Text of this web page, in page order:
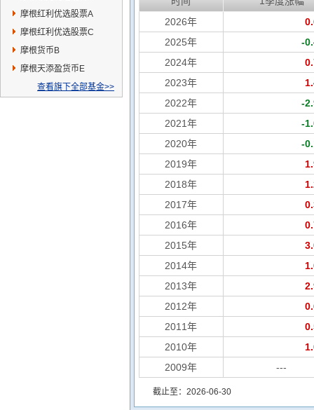
摩根红利优选股票A
摩根红利优选股票C
摩根货币B
摩根天添盈货币E
查看旗下全部基金>>
2026年
2025年
-
2024年
2023年
2022年
-
2021年
-
2020年
-
2019年
2018年
2017年
2016年
2015年
2014年
2013年
2012年
2011年
2010年
2009年
---
截止至：2026-06-30